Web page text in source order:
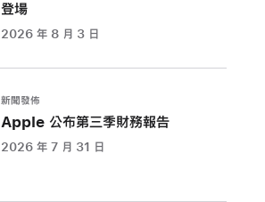
登場
2026 年 8 月 3 日
新聞發佈
Apple 公布第三季財務報告
2026 年 7 月 31 日